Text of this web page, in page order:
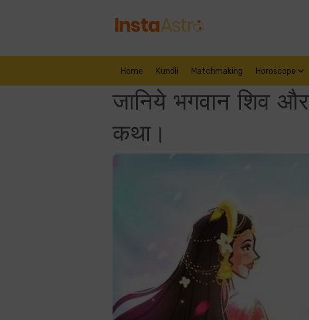
Home Kundli Matchmaking Horoscope
जानिये भगवान शिव और
कथा।